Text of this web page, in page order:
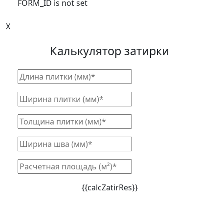
FORM_ID is not set
X
Калькулятор затирки
{{calcZatirRes}}